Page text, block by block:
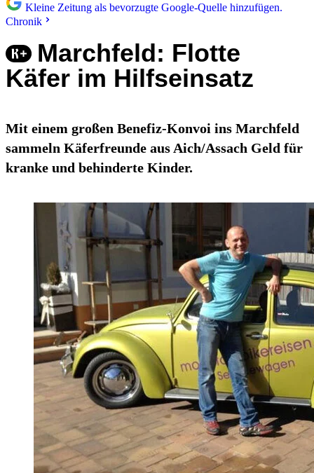
Kleine Zeitung als bevorzugte Google-Quelle hinzufügen.
Chronik
Marchfeld: Flotte
Käfer im Hilfseinsatz
Mit einem großen Benefiz-Konvoi ins Marchfeld
sammeln Käferfreunde aus Aich/Assach Geld für
kranke und behinderte Kinder.